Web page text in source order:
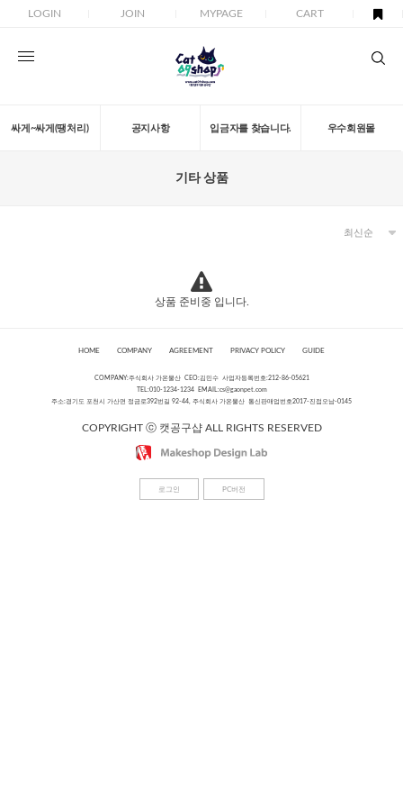
LOGIN JOIN MYPAGE CART
싸게~싸게(땡처리) 공지사항 입금자를 찾습니다. 우수회원몰
기타 상품
상품 준비중 입니다.
HOME COMPANY AGREEMENT PRIVACY POLICY GUIDE
COMPANY:주식회사 가온물산 CEO:김민수 사업자등록번호:212-86-05621
TEL:010-1234-1234 EMAIL:cs@gaonpet.com
주소:경기도 포천시 가산면 정금로392번길 92-44, 주식회사 가온물산 통신판매업번호2017-진접오남-0145
COPYRIGHT ⓒ 캣공구샵 ALL RIGHTS RESERVED
로그인 PC버전